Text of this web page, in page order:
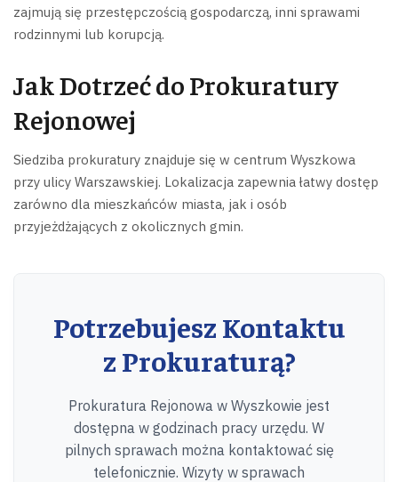
zajmują się przestępczością gospodarczą, inni sprawami
rodzinnymi lub korupcją.
Jak Dotrzeć do Prokuratury
Rejonowej
Siedziba prokuratury znajduje się w centrum Wyszkowa
przy ulicy Warszawskiej. Lokalizacja zapewnia łatwy dostęp
zarówno dla mieszkańców miasta, jak i osób
przyjeżdżających z okolicznych gmin.
Potrzebujesz Kontaktu
z Prokuraturą?
Prokuratura Rejonowa w Wyszkowie jest
dostępna w godzinach pracy urzędu. W
pilnych sprawach można kontaktować się
telefonicznie. Wizyty w sprawach